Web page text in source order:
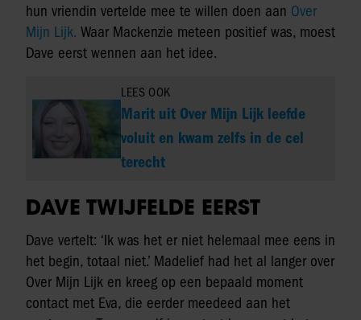
hun vriendin vertelde mee te willen doen aan Over
Mijn Lijk. Waar Mackenzie meteen positief was, moest
Dave eerst wennen aan het idee.
LEES OOK
Marit uit Over Mijn Lijk leefde
voluit en kwam zelfs in de cel
terecht
DAVE TWIJFELDE EERST
Dave vertelt: ‘Ik was het er niet helemaal mee eens in
het begin, totaal niet.’ Madelief had het al langer over
Over Mijn Lijk en kreeg op een bepaald moment
contact met Eva, die eerder meedeed aan het